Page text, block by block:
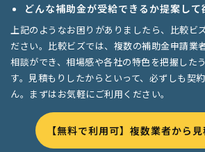
どんな補助金が受給できるか提案して
上記のようなお困りがありましたら、比較ビ
ださい。比較ビズでは、複数の補助金申請業
相談ができ、相場感や各社の特色を把握した
す。見積もりしたからといって、必ずしも契
ん。まずはお気軽にご利用ください。
【無料で利用可】複数業者から